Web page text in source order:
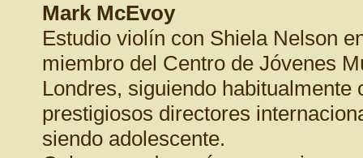
Mark McEvoy
Estudio violín con Shiela Nelson
miembro del Centro de Jóvenes
Londres, siguiendo
prestigiosos directores
siendo adolescente.